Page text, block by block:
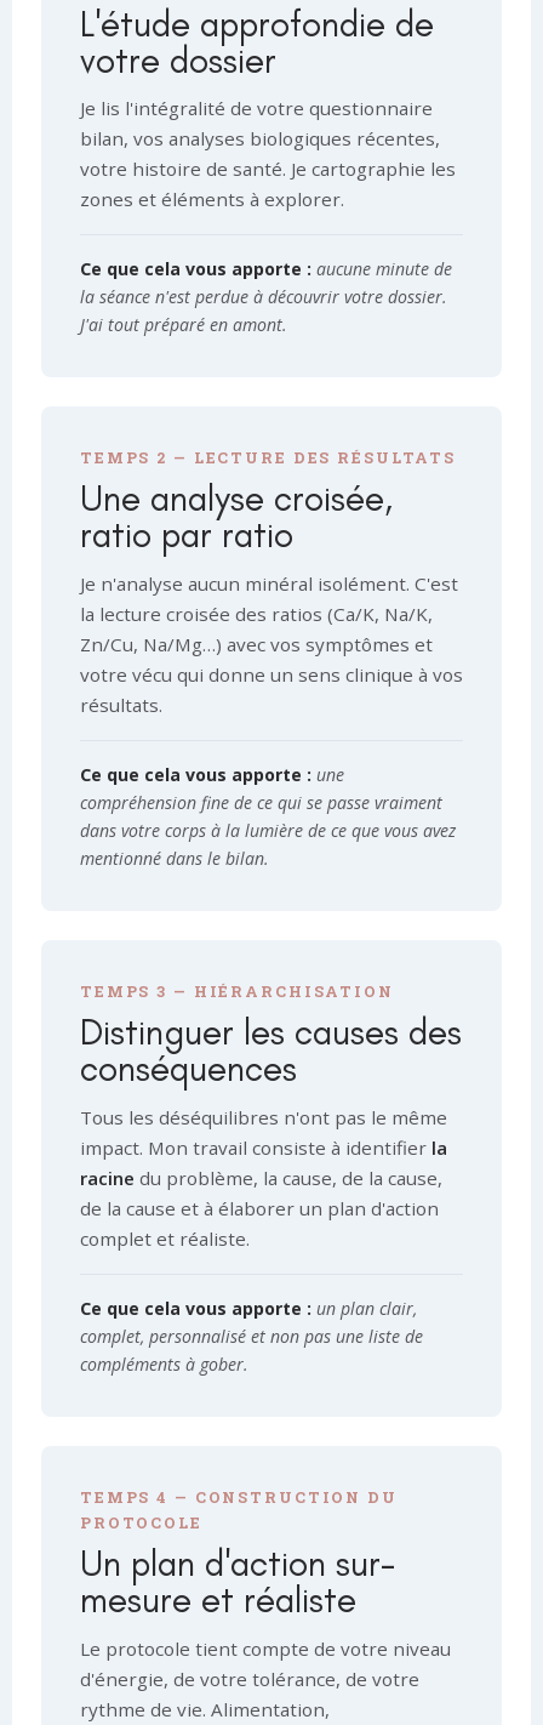
L'étude approfondie de
votre dossier
Je lis l'intégralité de votre questionnaire
bilan, vos analyses biologiques récentes,
votre histoire de santé. Je cartographie les
zones et éléments à explorer.
Ce que cela vous apporte : aucune minute de
la séance n'est perdue à découvrir votre dossier.
J'ai tout préparé en amont.
TEMPS 2 — LECTURE DES RÉSULTATS
Une analyse croisée,
ratio par ratio
Je n'analyse aucun minéral isolément. C'est
la lecture croisée des ratios (Ca/K, Na/K,
Zn/Cu, Na/Mg…) avec vos symptômes et
votre vécu qui donne un sens clinique à vos
résultats.
Ce que cela vous apporte : une
compréhension fine de ce qui se passe vraiment
dans votre corps à la lumière de ce que vous avez
mentionné dans le bilan.
TEMPS 3 — HIÉRARCHISATION
Distinguer les causes des
conséquences
Tous les déséquilibres n'ont pas le même
impact. Mon travail consiste à identifier la
racine du problème, la cause, de la cause,
de la cause et à élaborer un plan d'action
complet et réaliste.
Ce que cela vous apporte : un plan clair,
complet, personnalisé et non pas une liste de
compléments à gober.
TEMPS 4 — CONSTRUCTION DU
PROTOCOLE
Un plan d'action sur-
mesure et réaliste
Le protocole tient compte de votre niveau
d'énergie, de votre tolérance, de votre
rythme de vie. Alimentation,